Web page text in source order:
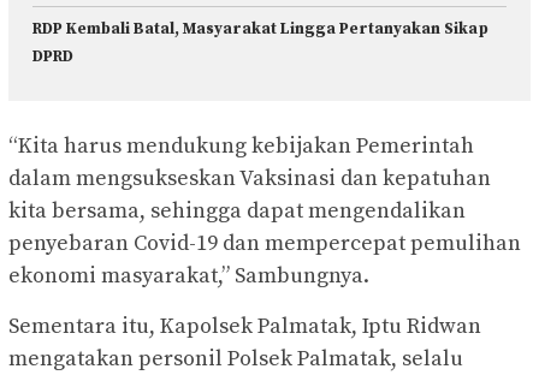
RDP Kembali Batal, Masyarakat Lingga Pertanyakan Sikap
DPRD
“Kita harus mendukung kebijakan Pemerintah
dalam mengsukseskan Vaksinasi dan kepatuhan
kita bersama, sehingga dapat mengendalikan
penyebaran Covid-19 dan mempercepat pemulihan
ekonomi masyarakat,” Sambungnya.
Sementara itu, Kapolsek Palmatak, Iptu Ridwan
mengatakan personil Polsek Palmatak, selalu